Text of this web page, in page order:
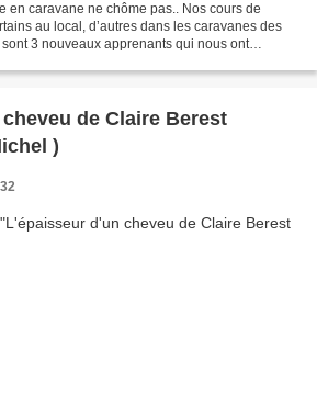
en caravane ne chôme pas.. Nos cours de
au local, d’autres dans les caravanes des
3 nouveaux apprenants qui nous ont
de Claire Berest
)